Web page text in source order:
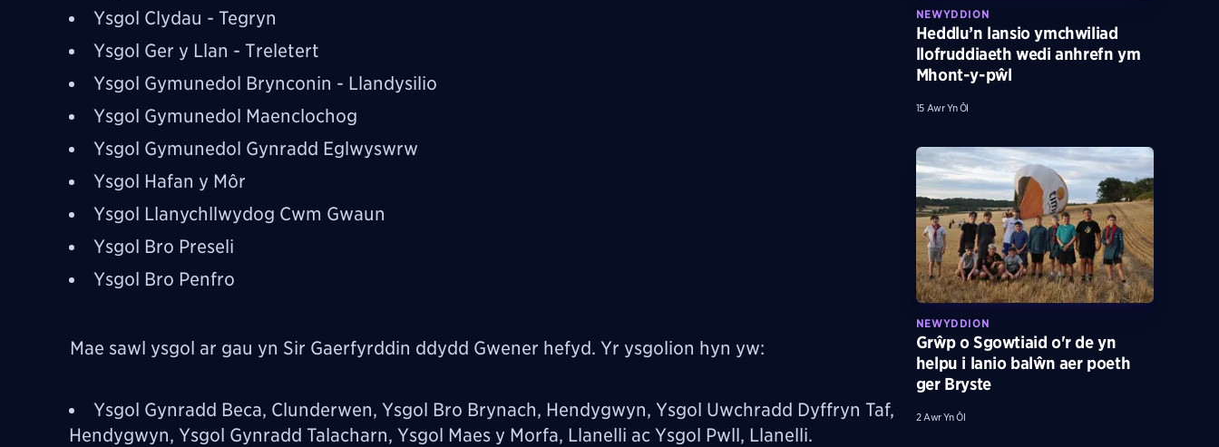
Ysgol Clydau - Tegryn
Ysgol Ger y Llan - Treletert
Ysgol Gymunedol Brynconin - Llandysilio
Ysgol Gymunedol Maenclochog
Ysgol Gymunedol Gynradd Eglwyswrw
Ysgol Hafan y Môr
Ysgol Llanychllwydog Cwm Gwaun
Ysgol Bro Preseli
Ysgol Bro Penfro
Mae sawl ysgol ar gau yn Sir Gaerfyrddin ddydd Gwener hefyd. Yr ysgolion hyn yw:
Ysgol Gynradd Beca, Clunderwen, Ysgol Bro Brynach, Hendygwyn, Ysgol Uwchradd Dyffryn Taf,
Hendygwyn, Ysgol Gynradd Talacharn, Ysgol Maes y Morfa, Llanelli ac Ysgol Pwll, Llanelli.
NEWYDDION
Heddlu’n lansio ymchwiliad
llofruddiaeth wedi anhrefn ym
Mhont-y-pŵl
15 Awr Yn Ôl
NEWYDDION
Grŵp o Sgowtiaid o'r de yn
helpu i lanio balŵn aer poeth
ger Bryste
2 Awr Yn Ôl